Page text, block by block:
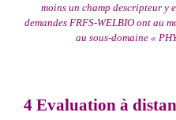
moins un champ descripteur y
demandes FRFS-WELBIO ont au
au sous-domaine «
4 Evaluation à